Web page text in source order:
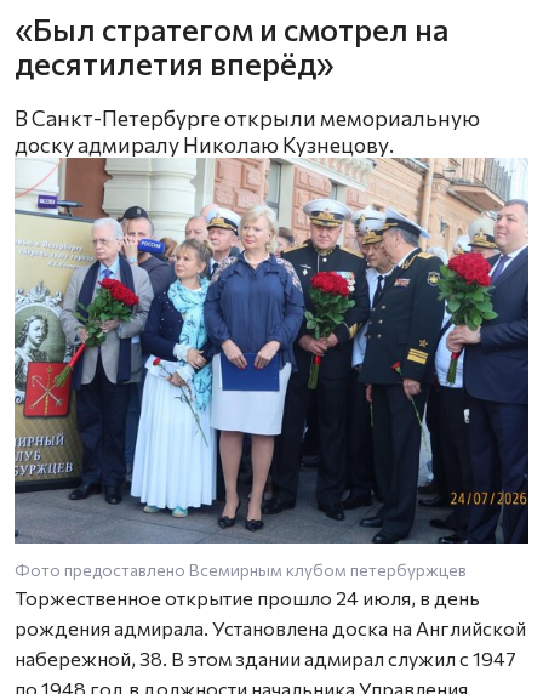
«Был стратегом и смотрел на
десятилетия вперёд»
В Санкт-Петербурге открыли мемориальную
доску адмиралу Николаю Кузнецову.
Фото предоставлено Всемирным клубом петербуржцев
Торжественное открытие прошло 24 июля, в день
рождения адмирала. Установлена доска на Английской
набережной, 38. В этом здании адмирал служил с 1947
по 1948 год в должности начальника Управления